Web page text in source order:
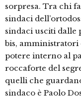
sorpresa. Tra chi
sindaci
sindaci usciti
bis, amministratori
potere interno al
roccaforte del
quelli che
sindaco è Paolo